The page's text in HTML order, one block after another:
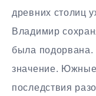
древних столиц
Владимир
была подорвана.
значение.
последствия